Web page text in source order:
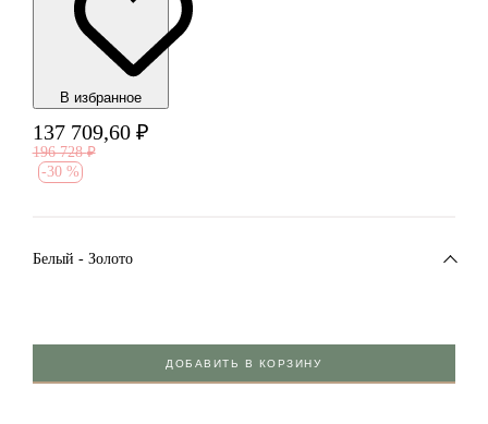
В избранноe
137 709,60 ₽
196 728 ₽
-30 %
Белый - Золото
ДОБАВИТЬ В КОРЗИНУ